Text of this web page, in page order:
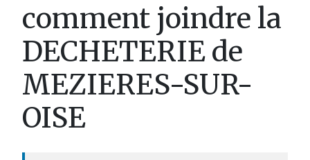
comment joindre la
DECHETERIE de
MEZIERES-SUR-
OISE